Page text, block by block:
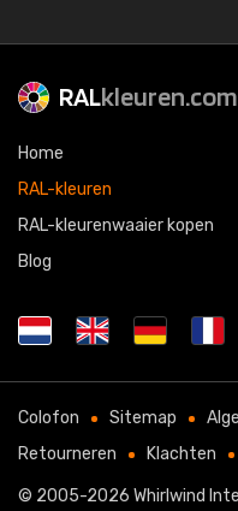
RALkleuren.com
Home
RAL-kleuren
RAL-kleurenwaaier kopen
Blog
Colofon Sitemap
Retourneren
Klachten
© 2005-2026 Whirlwind